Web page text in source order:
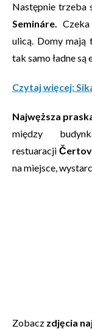
Następnie trzeba
Semináre.
ulicą. Domy mają
tak samo ładne
Czytaj więcej:
Najwęższa
między
restuaracji
na miejsce,
Zobacz zdjęcia